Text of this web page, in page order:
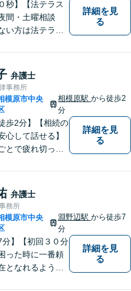
秒】【法テラス
間・土曜相談
い方は法テラス
迅速に対応しま
ンの支払で悩ま
一度ご相談くだ
結果が出せるよ
怠らず質の高い
ます。
詳細を見
る
弁護士
事務所
模原市中央
相模原駅から徒歩2
分
歩2分】【相続の
心して話せる】
とで疲れ切って
ブルの解決を目
産分割協議・遺
裁判にも対応。
詳細を見
る
弁護士
務所
模原市中央
淵野辺駅から徒歩7
分
分】【初回３０分
った時に一番頼
となれるよう、
詳細を見
る